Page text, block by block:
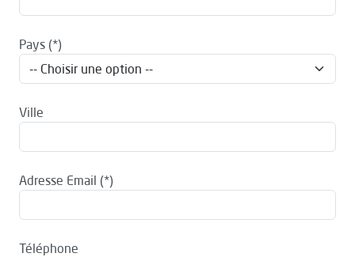
Pays
Ville
Adresse Email
Téléphone